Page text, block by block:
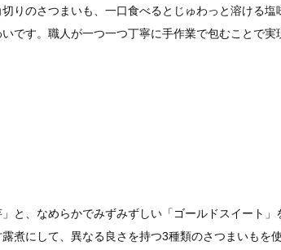
りのさつまいも、一口食べるとじゅわっと溶ける塩
です。職人が一つ一つ丁寧に手作業で包むことで
と、なめらかでみずみずしい「ゴールドスイート」
煮にして、異なる良さを持つ3種類のさつまいもを